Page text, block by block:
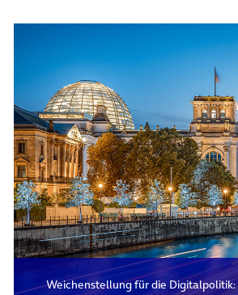
Weichenstellung für die Digitalpolitik: